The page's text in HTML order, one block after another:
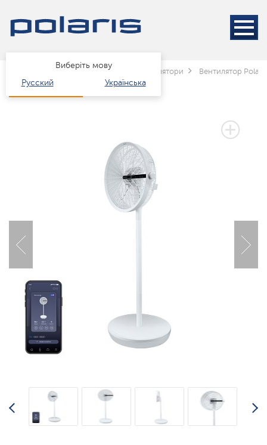
Виберіть мову
Русский
Українська
Каталог клімат Вентилятори Вентилятор
3 РОКИ ГАРАНТІЇ